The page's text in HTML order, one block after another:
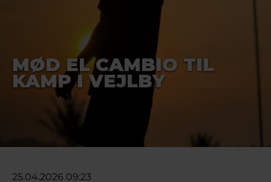
MØD EL CAMBIO TIL
KAMP I VEJLBY
25.04.2026 09:23